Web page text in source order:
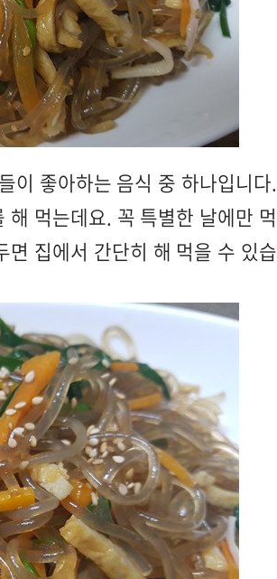
이 좋아하는 음식 중 하나입니다.
먹는데요. 꼭 특별한 날에만 먹
집에서 간단히 해 먹을 수 있습